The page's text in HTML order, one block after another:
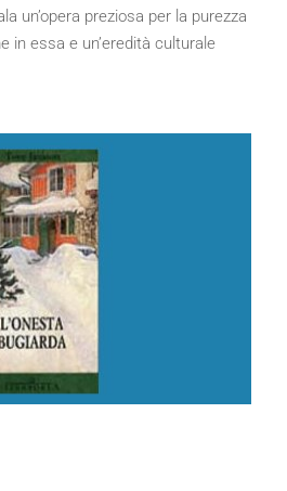
un’opera preziosa per la purezza
in essa e un’eredità culturale